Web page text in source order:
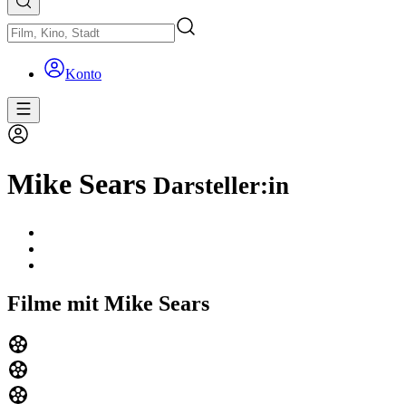
Konto
Mike Sears Darsteller:in
Filme mit Mike Sears